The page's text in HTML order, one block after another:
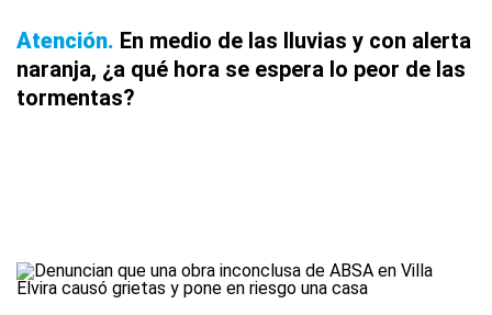
Atención En medio de las lluvias y con alerta
naranja, ¿a qué hora se espera lo peor de las
tormentas?